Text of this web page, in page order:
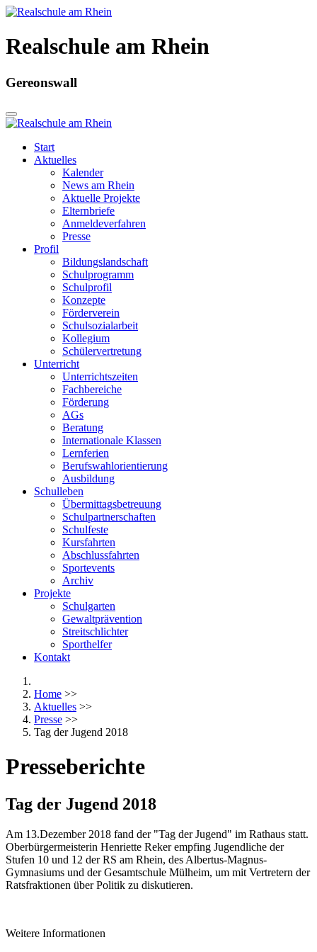
Realschule am Rhein
Gereonswall
Start
Aktuelles
Kalender
News am Rhein
Aktuelle Projekte
Elternbriefe
Anmeldeverfahren
Presse
Profil
Bildungslandschaft
Schulprogramm
Schulprofil
Konzepte
Förderverein
Schulsozialarbeit
Kollegium
Schülervertretung
Unterricht
Unterrichtszeiten
Fachbereiche
Förderung
AGs
Beratung
Internationale Klassen
Lernferien
Berufswahlorientierung
Ausbildung
Schulleben
Übermittagsbetreuung
Schulpartnerschaften
Schulfeste
Kursfahrten
Abschlussfahrten
Sportevents
Archiv
Projekte
Schulgarten
Gewaltprävention
Streitschlichter
Sporthelfer
Kontakt
Home >>
Aktuelles >>
Presse >>
Tag der Jugend 2018
Presseberichte
Tag der Jugend 2018
Am 13.Dezember 2018 fand der "Tag der Jugend" im Rathaus statt.
Oberbürgermeisterin Henriette Reker empfing Jugendliche der
Stufen 10 und 12 der RS am Rhein, des Albertus-Magnus-
Gymnasiums und der Gesamtschule Mülheim, um mit Vertretern der
Ratsfraktionen über Politik zu diskutieren.
Weitere Informationen